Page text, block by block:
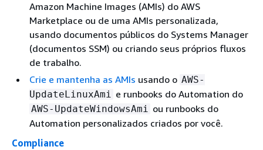
Amazon Machine Images (AMIs) do AWS
Marketplace ou de uma AMIs personalizada,
usando documentos públicos do Systems Manager
(documentos SSM) ou criando seus próprios fluxos
de trabalho.
Crie e mantenha as AMIs usando o AWS-
UpdateLinuxAmi e runbooks do Automation do
AWS-UpdateWindowsAmi ou runbooks do
Automation personalizados criados por você.
Compliance